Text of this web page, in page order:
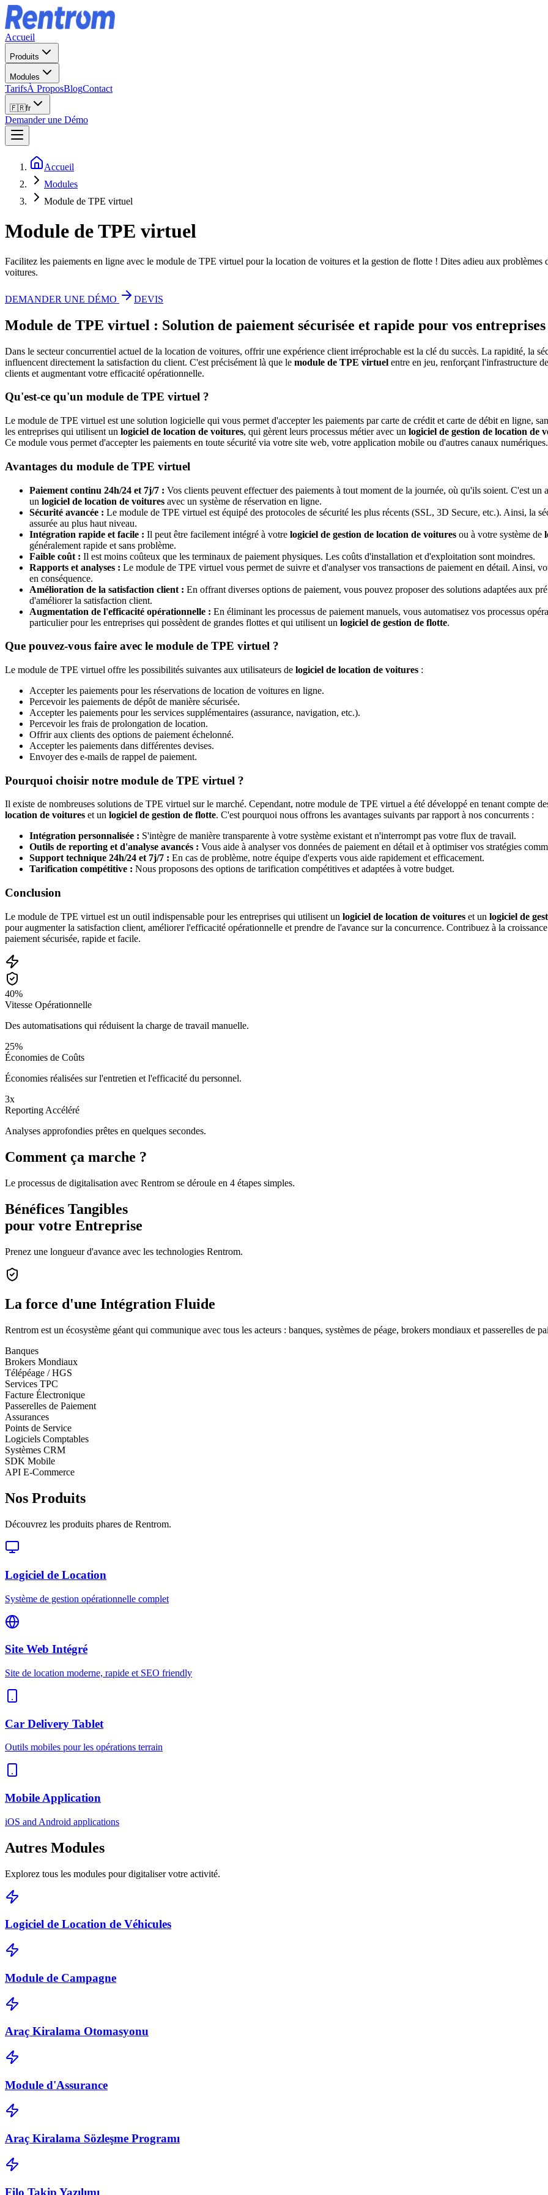
Accueil
Produits
Modules
TarifsÀ ProposBlogContact
🇫🇷fr
Demander une Démo
Accueil
Modules
Module de TPE virtuel
Module de TPE virtuel
Facilitez les paiements en ligne avec le module de TPE virtuel pour la location de voitures et la gestion de flotte ! Dites adieu aux
voitures.
DEMANDER UNE DÉMO DEVIS
Module de TPE virtuel : Solution de paiement sécurisée et rapide pour vos
Dans le secteur concurrentiel actuel de la location de voitures, offrir une expérience client irréprochable est la clé du succès. La rapidité, la
influencent directement la satisfaction du client. C'est précisément là que le module de TPE virtuel entre en jeu, renforçant l'infrastructure
clients et augmentant votre efficacité opérationnelle.
Qu'est-ce qu'un module de TPE virtuel ?
Le module de TPE virtuel est une solution logicielle qui vous permet d'accepter les paiements par carte de crédit et carte de débit en ligne,
les entreprises qui utilisent un logiciel de location de voitures, qui gèrent leurs processus métier avec un logiciel de gestion de location de
Ce module vous permet d'accepter les paiements en toute sécurité via votre site web, votre application mobile ou d'autres canaux numériques.
Avantages du module de TPE virtuel
Paiement continu 24h/24 et 7j/7 : Vos clients peuvent effectuer des paiements à tout moment de la journée, où qu'ils soient. C'est
un logiciel de location de voitures avec un système de réservation en ligne.
Sécurité avancée : Le module de TPE virtuel est équipé des protocoles de sécurité les plus récents (SSL, 3D Secure, etc.). Ainsi, la
assurée au plus haut niveau.
Intégration rapide et facile : Il peut être facilement intégré à votre logiciel de gestion de location de voitures ou à votre système de
généralement rapide et sans problème.
Faible coût : Il est moins coûteux que les terminaux de paiement physiques. Les coûts d'installation et d'exploitation sont moindres.
Rapports et analyses : Le module de TPE virtuel vous permet de suivre et d'analyser vos transactions de paiement en détail. Ainsi,
en conséquence.
Amélioration de la satisfaction client : En offrant diverses options de paiement, vous pouvez proposer des solutions adaptées aux
d'améliorer la satisfaction client.
Augmentation de l'efficacité opérationnelle : En éliminant les processus de paiement manuels, vous automatisez vos processus
particulier pour les entreprises qui possèdent de grandes flottes et qui utilisent un logiciel de gestion de flotte.
Que pouvez-vous faire avec le module de TPE virtuel ?
Le module de TPE virtuel offre les possibilités suivantes aux utilisateurs de logiciel de location de voitures :
Accepter les paiements pour les réservations de location de voitures en ligne.
Percevoir les paiements de dépôt de manière sécurisée.
Accepter les paiements pour les services supplémentaires (assurance, navigation, etc.).
Percevoir les frais de prolongation de location.
Offrir aux clients des options de paiement échelonné.
Accepter les paiements dans différentes devises.
Envoyer des e-mails de rappel de paiement.
Pourquoi choisir notre module de TPE virtuel ?
Il existe de nombreuses solutions de TPE virtuel sur le marché. Cependant, notre module de TPE virtuel a été développé en tenant compte
location de voitures et un logiciel de gestion de flotte. C'est pourquoi nous offrons les avantages suivants par rapport à nos concurrents :
Intégration personnalisée : S'intègre de manière transparente à votre système existant et n'interrompt pas votre flux de travail.
Outils de reporting et d'analyse avancés : Vous aide à analyser vos données de paiement en détail et à optimiser vos stratégies
Support technique 24h/24 et 7j/7 : En cas de problème, notre équipe d'experts vous aide rapidement et efficacement.
Tarification compétitive : Nous proposons des options de tarification compétitives et adaptées à votre budget.
Conclusion
Le module de TPE virtuel est un outil indispensable pour les entreprises qui utilisent un logiciel de location de voitures et un logiciel de
pour augmenter la satisfaction client, améliorer l'efficacité opérationnelle et prendre de l'avance sur la concurrence. Contribuez à la
paiement sécurisée, rapide et facile.
40%
Vitesse Opérationnelle
Des automatisations qui réduisent la charge de travail manuelle.
25%
Économies de Coûts
Économies réalisées sur l'entretien et l'efficacité du personnel.
3x
Reporting Accéléré
Analyses approfondies prêtes en quelques secondes.
Comment ça marche ?
Le processus de digitalisation avec Rentrom se déroule en 4 étapes simples.
Bénéfices Tangibles
pour votre Entreprise
Prenez une longueur d'avance avec les technologies Rentrom.
La force d'une Intégration Fluide
Rentrom est un écosystème géant qui communique avec tous les acteurs : banques, systèmes de péage, brokers mondiaux et passerelles de
Banques
Brokers Mondiaux
Télépéage / HGS
Services TPC
Facture Électronique
Passerelles de Paiement
Assurances
Points de Service
Logiciels Comptables
Systèmes CRM
SDK Mobile
API E-Commerce
Nos Produits
Découvrez les produits phares de Rentrom.
Logiciel de Location
Système de gestion opérationnelle complet
Site Web Intégré
Site de location moderne, rapide et SEO friendly
Car Delivery Tablet
Outils mobiles pour les opérations terrain
Mobile Application
iOS and Android applications
Autres Modules
Explorez tous les modules pour digitaliser votre activité.
Logiciel de Location de Véhicules
Module de Campagne
Araç Kiralama Otomasyonu
Module d'Assurance
Araç Kiralama Sözleşme Programı
Filo Takip Yazılımı